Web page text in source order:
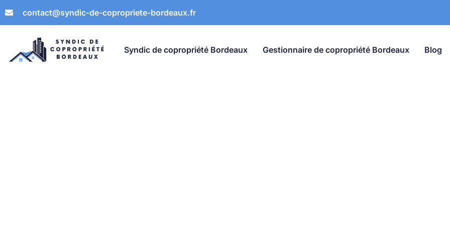
contact@syndic-de-copropriete-bordeaux.fr
Syndic de copropriété Bordeaux Gestionnaire de copropriété Bordeaux Blog